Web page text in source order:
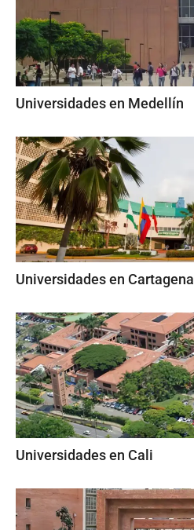
Universidades en Medellín
Universidades en Cartagena
Universidades en Cali